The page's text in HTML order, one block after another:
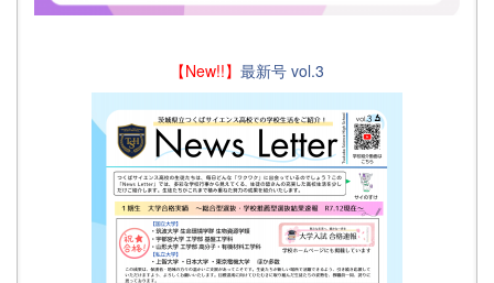
【New!!】 最新号 vol.3